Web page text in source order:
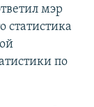
мэр
по